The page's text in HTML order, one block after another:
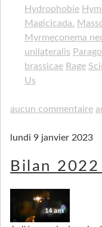
Hydrophobie
Magicicada.
Myrmeconema
unilateralis
brassicae Rage
Us
aucun commentaire
lundi 9 janvier 2023
Bilan